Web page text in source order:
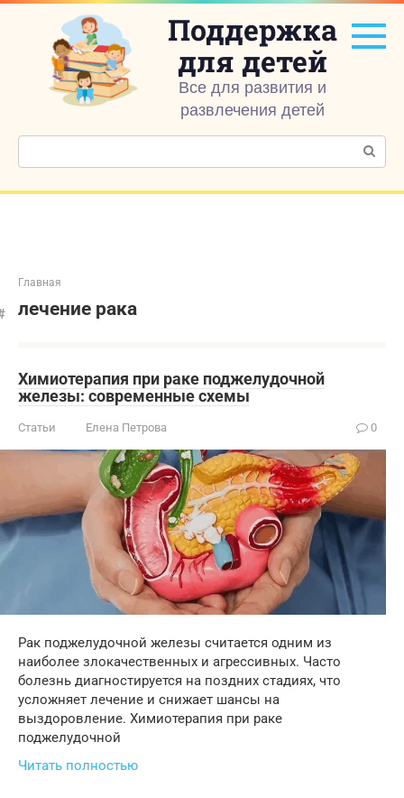
Перейти
контенту
Поддержка
для детей
Все для развития и
развлечения детей
Поиск:
Главная
лечение рака
Химиотерапия при раке поджелудочной
железы: современные схемы
Статьи Елена Петрова 0
Рак поджелудочной железы считается одним из
наиболее злокачественных и агрессивных. Часто
болезнь диагностируется на поздних стадиях, что
усложняет лечение и снижает шансы на
выздоровление. Химиотерапия при раке
поджелудочной
Читать полностью